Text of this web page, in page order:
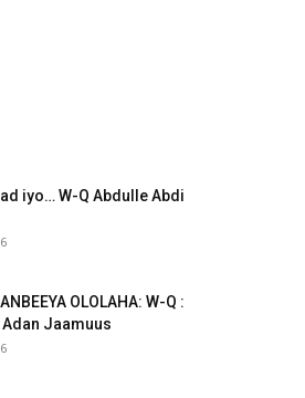
iyo… W-Q Abdulle Abdi
OLOLAHA: W-Q :
Jaamuus